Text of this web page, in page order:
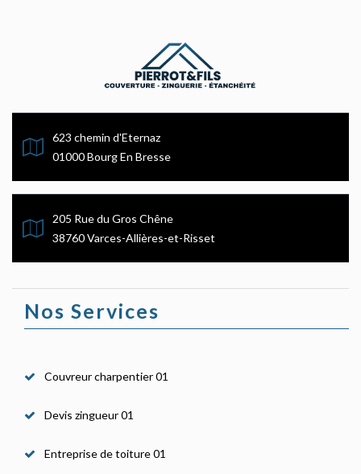
623 chemin d'Eternaz
01000 Bourg En Bresse
205 Rue du Gros Chêne
38760 Varces-Allières-et-Risset
Nos Services
Couvreur charpentier 01
Devis zingueur 01
Entreprise de toiture 01